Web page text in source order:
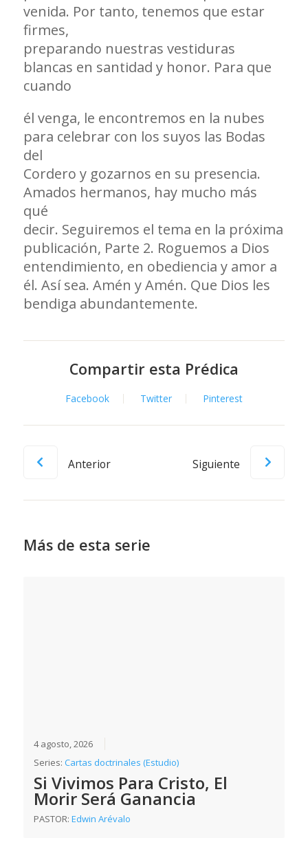
venida. Por tanto, tenemos que estar
firmes,
preparando nuestras vestiduras
blancas en santidad y honor. Para que
cuando
él venga, le encontremos en la nubes
para celebrar con los suyos las Bodas
del
Cordero y gozarnos en su presencia.
Amados hermanos, hay mucho más
qué
decir. Seguiremos el tema en la próxima
publicación, Parte 2. Roguemos a Dios
entendimiento, en obediencia y amor a
él. Así sea. Amén y Amén. Que Dios les
bendiga abundantemente.
Compartir esta Prédica
Facebook Twitter Pinterest
Anterior Siguiente
Más de esta serie
4 agosto, 2026
Series:Cartas doctrinales (Estudio)
Si Vivimos Para Cristo, El
Morir Será Ganancia
PASTOR:Edwin Arévalo